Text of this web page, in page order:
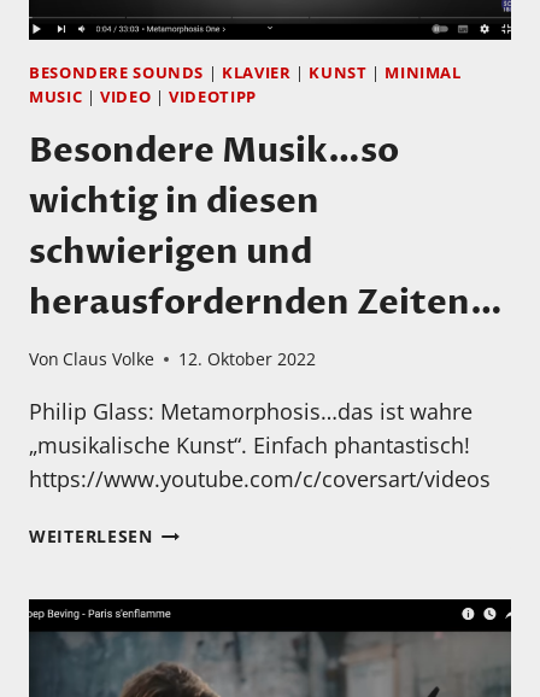
BESONDERE SOUNDS | KLAVIER | KUNST | MINIMAL
MUSIC |VIDEO |VIDEOTIPP
Besondere Musik…so
wichtig in diesen
schwierigen und
herausfordernden Zeiten…
Von Claus Volke 12. Oktober 2022
Philip Glass: Metamorphosis…das ist wahre
„musikalische Kunst“. Einfach phantastisch!
https://www.youtube.com/c/coversart/videos
WEITERLESENBESONDERE
WICHTIG
DIESEN